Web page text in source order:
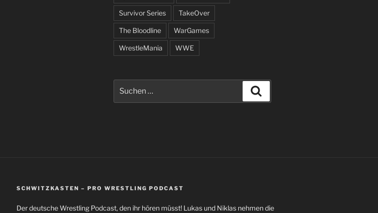
Survivor Series TakeOver
The Bloodline WarGames
WrestleMania WWE
nach:
SCHWITZKASTEN – PRO WRESTLING PODCAST
Der deutsche Wrestling Podcast, den ihr hören müsst! Lukas und Niklas nehmen die